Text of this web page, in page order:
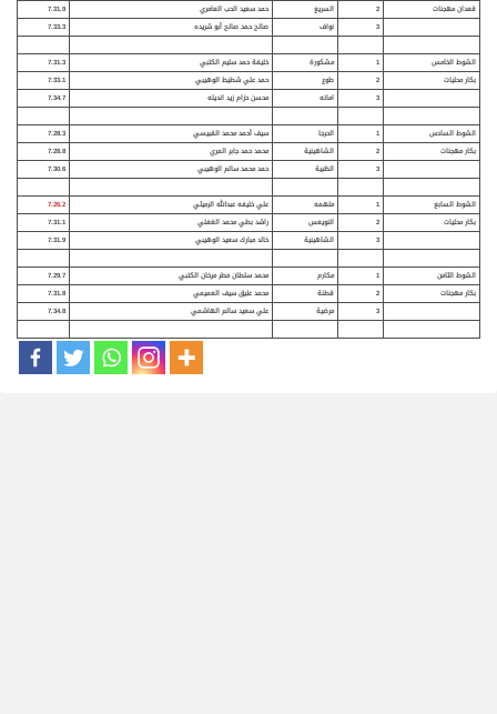
قعدان مهجنات
2 السريع حمد سعيد الحب العامري
7.31.9
3
نواف صالح حمد صالح أبو شريده 7.33.3
الشوط الخامس 1 مشكورة خليفة حمد سليم الكتبي
7.31.3
بكار محليات
2 طوع حمد علي شطيط الوهيبي
7.33.1
3
امانه محسن حزام زيد انديله 7.34.7
الشوط السادس 1 الحرجا سيف أحمد محمد القبيسي
7.28.3
بكار مهجنات
2 الشاهينية محمد حمد جابر المري
7.28.8
3
الظبية حمد محمد سالم الوهيبي 7.30.6
الشوط السابع 1 ملهمه علي خليفه عبدالله الرميثي
7.26.2
بكار محليات
2 النويعس راشد بطي محمد الغفلي
7.31.1
3
الشاهينية خالد مبارك سعيد الوهيبي 7.31.9
الشوط الثامن 1 مكارم محمد سلطان مطر مرخان الكتبي
7.29.7
بكار مهجنات
2 قطنة محمد عتيق سيف العميمي
7.31.8
3
مرضية علي سعيد سالم الهاشمي 7.34.8